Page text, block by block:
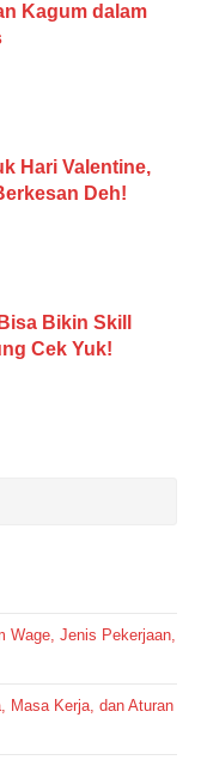
Kagum dalam
Hari Valentine,
Deh!
Bikin Skill
Cek Yuk!
Wage, Jenis Pekerjaan,
Masa Kerja, dan Aturan